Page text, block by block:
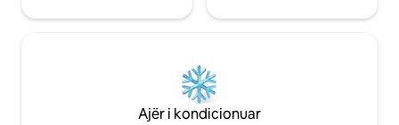
Ajër i kondicionuar